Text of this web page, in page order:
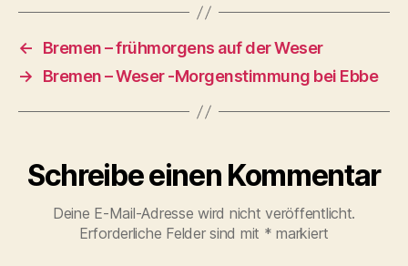
←
Bremen – frühmorgens auf der Weser
→
Bremen – Weser -Morgenstimmung bei Ebbe
Schreibe einen Kommentar
Deine E-Mail-Adresse wird nicht veröffentlicht.
Erforderliche Felder sind mit * markiert